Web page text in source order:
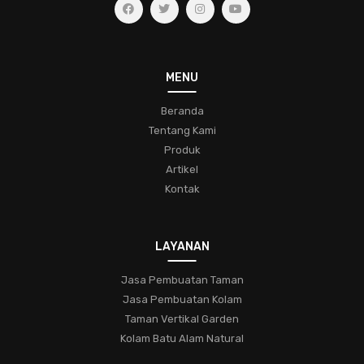
kecantikanalami ruanghijau
menjagatanamanhias
desain-taman
tipstamanhias
trikbertanam
hama
jasa-pembuatan-taman-di-bogor
jasa-pembuatan-taman-di-bekasi
jasa-pembuatan-taman-terbaik-di-bekasi
MENU
Beranda
Tentang Kami
Produk
Artikel
Kontak
LAYANAN
Jasa Pembuatan Taman
Jasa Pembuatan Kolam
Taman Vertikal Garden
Kolam Batu Alam Natural